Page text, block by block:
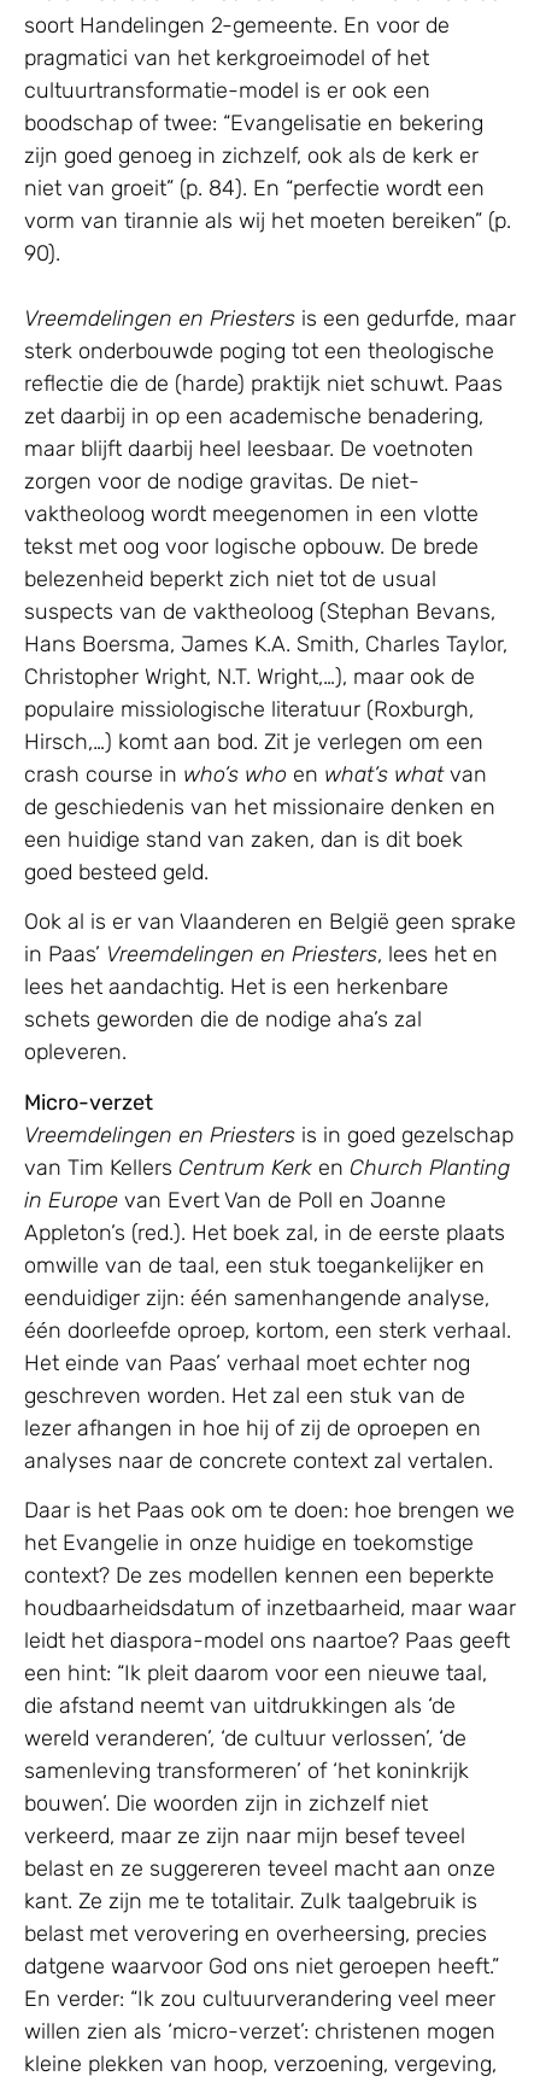
soort Handelingen 2-gemeente. En voor de
pragmatici van het kerkgroeimodel of het
cultuurtransformatie-model is er ook een
boodschap of twee: “Evangelisatie en bekering
zijn goed genoeg in zichzelf, ook als de kerk er
niet van groeit” (p. 84). En “perfectie wordt een
vorm van tirannie als wij het moeten bereiken” (p.
90).
Vreemdelingen en Priesters is een gedurfde, maar
sterk onderbouwde poging tot een theologische
reflectie die de (harde) praktijk niet schuwt. Paas
zet daarbij in op een academische benadering,
maar blijft daarbij heel leesbaar. De voetnoten
zorgen voor de nodige gravitas. De niet-
vaktheoloog wordt meegenomen in een vlotte
tekst met oog voor logische opbouw. De brede
belezenheid beperkt zich niet tot de usual
suspects van de vaktheoloog (Stephan Bevans,
Hans Boersma, James K.A. Smith, Charles Taylor,
Christopher Wright, N.T. Wright,…), maar ook de
populaire missiologische literatuur (Roxburgh,
Hirsch,…) komt aan bod. Zit je verlegen om een
crash course in who’s who en what’s whatvan
de geschiedenis van het missionaire denken en
een huidige stand van zaken, dan is dit boek
goed besteed geld.
Ook al is er van Vlaanderen en België geen sprake
in Paas’ Vreemdelingen en Priesters, lees het en
lees het aandachtig. Het is een herkenbare
schets geworden die de nodige aha’s zal
opleveren.
Micro-verzet
Vreemdelingen en Priesters is in goed gezelschap
van Tim Kellers Centrum Kerk en Church Planting
in Europe van Evert Van de Poll en Joanne
Appleton’s (red.). Het boek zal, in de eerste plaats
omwille van de taal, een stuk toegankelijker en
eenduidiger zijn: één samenhangende analyse,
één doorleefde oproep, kortom, een sterk verhaal.
Het einde van Paas’ verhaal moet echter nog
geschreven worden. Het zal een stuk van de
lezer afhangen in hoe hij of zij de oproepen en
analyses naar de concrete context zal vertalen.
Daar is het Paas ook om te doen: hoe brengen we
het Evangelie in onze huidige en toekomstige
context? De zes modellen kennen een beperkte
houdbaarheidsdatum of inzetbaarheid, maar waar
leidt het diaspora-model ons naartoe? Paas geeft
een hint: “Ik pleit daarom voor een nieuwe taal,
die afstand neemt van uitdrukkingen als ‘de
wereld veranderen’, ‘de cultuur verlossen’, ‘de
samenleving transformeren’ of ‘het koninkrijk
bouwen’. Die woorden zijn in zichzelf niet
verkeerd, maar ze zijn naar mijn besef teveel
belast en ze suggereren teveel macht aan onze
kant. Ze zijn me te totalitair. Zulk taalgebruik is
belast met verovering en overheersing, precies
datgene waarvoor God ons niet geroepen heeft.”
En verder: “Ik zou cultuurverandering veel meer
willen zien als ‘micro-verzet’: christenen mogen
kleine plekken van hoop, verzoening, vergeving,